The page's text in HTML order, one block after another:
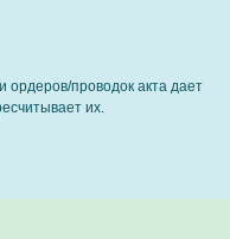
ордеров/проводок акта дает
их.